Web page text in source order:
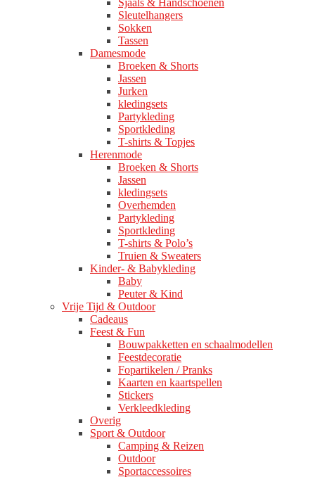
Sleutelhangers
Sokken
Tassen
Damesmode
Broeken & Shorts
Jassen
Jurken
kledingsets
Partykleding
Sportkleding
T-shirts & Topjes
Herenmode
Broeken & Shorts
Jassen
kledingsets
Overhemden
Partykleding
Sportkleding
T-shirts & Polo’s
Truien & Sweaters
Kinder- & Babykleding
Baby
Peuter & Kind
Vrije Tijd & Outdoor
Cadeaus
Feest & Fun
Bouwpakketten en schaalmodellen
Feestdecoratie
Fopartikelen / Pranks
Kaarten en kaartspellen
Stickers
Verkleedkleding
Overig
Sport & Outdoor
Camping & Reizen
Outdoor
Sportaccessoires